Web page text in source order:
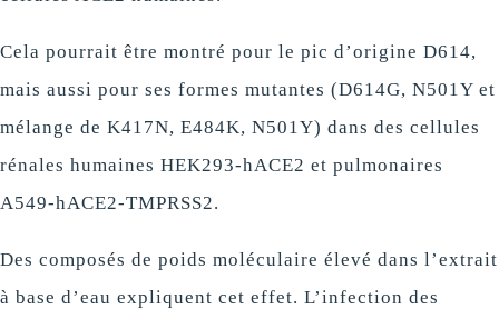
Cela pourrait être montré pour le pic d’origine D614,
mais aussi pour ses formes mutantes (D614G, N501Y et
mélange de K417N, E484K, N501Y) dans des cellules
rénales humaines HEK293-hACE2 et pulmonaires
A549-hACE2-TMPRSS2.
Des composés de poids moléculaire élevé dans l’extrait
à base d’eau expliquent cet effet. L’infection des